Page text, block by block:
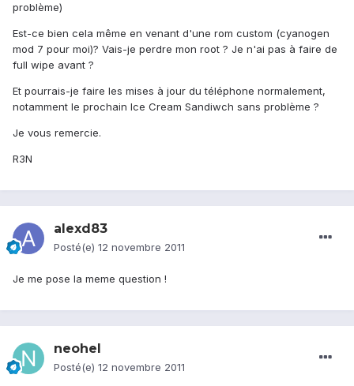
problème)
Est-ce bien cela même en venant d'une rom custom (cyanogen
mod 7 pour moi)? Vais-je perdre mon root ? Je n'ai pas à faire de
full wipe avant ?
Et pourrais-je faire les mises à jour du téléphone normalement,
notamment le prochain Ice Cream Sandiwch sans problème ?
Je vous remercie.
R3N
alexd83
Posté(e) 12 novembre 2011
Je me pose la meme question !
neohel
Posté(e) 12 novembre 2011